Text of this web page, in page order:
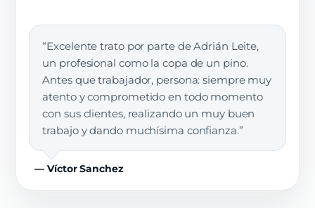
“Excelente trato por parte de Adrián Leite,
un profesional como la copa de un pino.
Antes que trabajador, persona: siempre muy
atento y comprometido en todo momento
con sus clientes, realizando un muy buen
trabajo y dando muchísima confianza.”
— Víctor Sanchez